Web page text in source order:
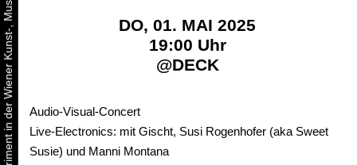
DO, 01. MAI 2025
19:00 Uhr
@DECK
Audio-Visual-Concert
Live-Electronics: mit Gischt, Susi Rogenhofer (aka Sweet
Susie) und Manni Montana